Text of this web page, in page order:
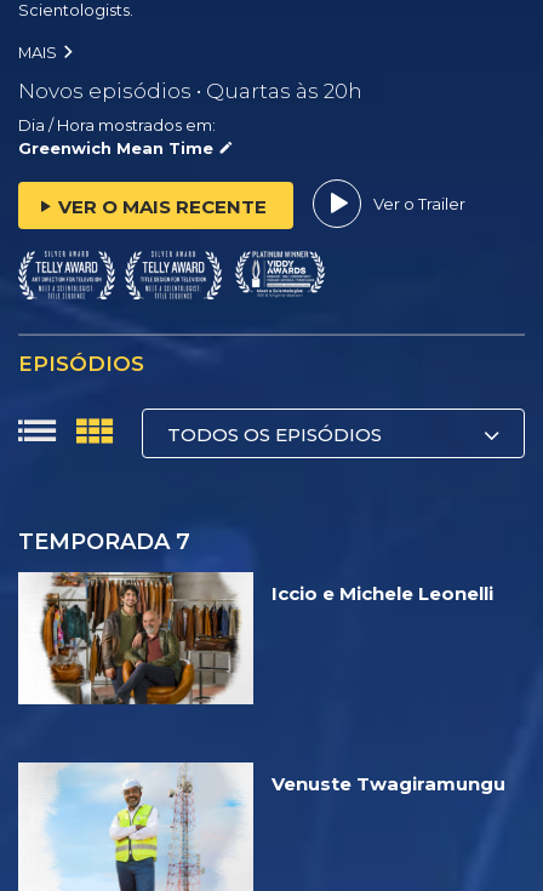
Scientologists.
MAIS
Novos episódios • Quartas às 20h
Dia / Hora mostrados em:
Greenwich Mean Time
VER O MAIS RECENTE Ver o Trailer
EPISÓDIOS
TODOS OS EPISÓDIOS
TEMPORADA 7
Iccio e Michele Leonelli
Venuste Twagiramungu